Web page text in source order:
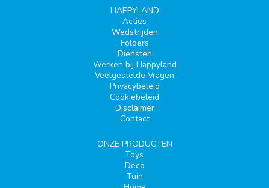
HAPPYLAND
Acties
Wedstrijden
Folders
Diensten
Werken bij Happyland
Veelgestelde Vragen
Privacybeleid
Cookiebeleid
Disclaimer
Contact
ONZE PRODUCTEN
Toys
Deco
Tuin